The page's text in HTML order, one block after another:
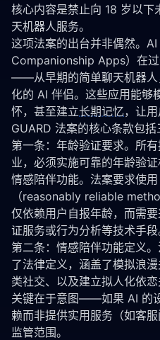
核心内容是禁止向 18 岁以下
天机器人服务。
这项法案的出台并非偶然。
Companionship Apps）在
——从早期的简单聊天机器人
化的 AI 伴侣。这些应用能够
怀，甚至建立长期记忆，让
GUARD 法案的核心条款包括
第一条：年龄验证要求。所
业，必须实施可靠的年龄验
情感陪伴功能。法案要求使用
（reasonably reliable
仅依赖用户自报年龄，而需
证服务或行为分析等技术手段
第二条：情感陪伴功能定义
了法律定义，涵盖了模拟浪
类社交、以及建立拟人化依
关键在于意图——如果 AI 的
赖而非提供实用服务（如客
监管范围。